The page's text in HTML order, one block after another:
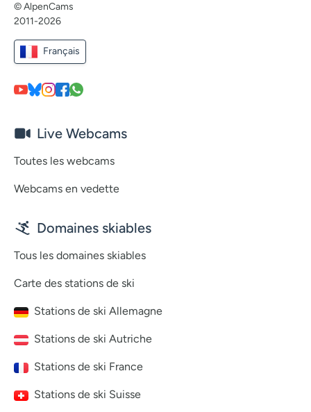
© AlpenCams
2011-2026
Français
Live Webcams
Toutes les webcams
Webcams en vedette
Domaines skiables
Tous les domaines skiables
Carte des stations de ski
Stations de ski Allemagne
Stations de ski Autriche
Stations de ski France
Stations de ski Suisse